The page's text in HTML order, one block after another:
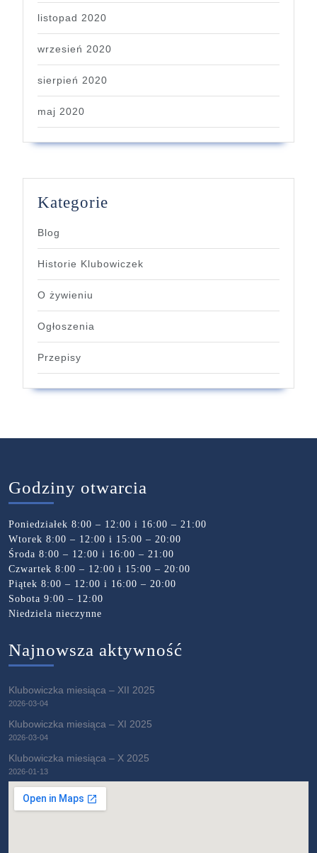
listopad 2020
wrzesień 2020
sierpień 2020
maj 2020
Kategorie
Blog
Historie Klubowiczek
O żywieniu
Ogłoszenia
Przepisy
Godziny otwarcia
Poniedziałek 8:00 – 12:00 i 16:00 – 21:00
Wtorek 8:00 – 12:00 i 15:00 – 20:00
Środa 8:00 – 12:00 i 16:00 – 21:00
Czwartek 8:00 – 12:00 i 15:00 – 20:00
Piątek 8:00 – 12:00 i 16:00 – 20:00
Sobota 9:00 – 12:00
Niedziela nieczynne
Najnowsza aktywność
Klubowiczka miesiąca – XII 2025
2026-03-04
Klubowiczka miesiąca – XI 2025
2026-03-04
Klubowiczka miesiąca – X 2025
2026-01-13